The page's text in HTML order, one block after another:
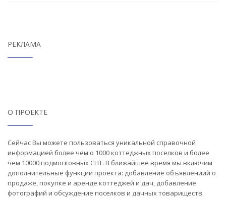
РЕКЛАМА
О ПРОЕКТЕ
Сейчас Вы можете пользоваться уникальной справочной
информацией более чем о 1000 коттеджных поселков и более
чем 10000 подмосковных СНТ. В ближайшее время мы включим
дополнительные функции проекта: добавление объявлениий о
продаже, покупке и аренде коттеджей и дач, добавление
фотографий и обсуждение поселков и дачных товариществ.